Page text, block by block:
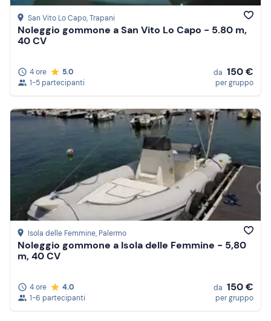
San Vito Lo Capo, Trapani
Noleggio gommone a San Vito Lo Capo - 5.80 m,
40 CV
4 ore
5.0
1-5 partecipanti
da 150 €
per gruppo
Isola delle Femmine, Palermo
Noleggio gommone a Isola delle Femmine - 5,80
m, 40 CV
4 ore
4.0
1-6 partecipanti
da 150 €
per gruppo